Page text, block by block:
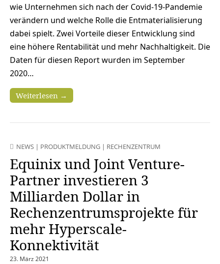
wie Unternehmen sich nach der Covid-19-Pandemie
verändern und welche Rolle die Entmaterialisierung
dabei spielt. Zwei Vorteile dieser Entwicklung sind
eine höhere Rentabilität und mehr Nachhaltigkeit. Die
Daten für diesen Report wurden im September
2020…
Weiterlesen →
NEWS | PRODUKTMELDUNG | RECHENZENTRUM
Equinix und Joint Venture-
Partner investieren 3
Milliarden Dollar in
Rechenzentrumsprojekte für
mehr Hyperscale-
Konnektivität
23. März 2021